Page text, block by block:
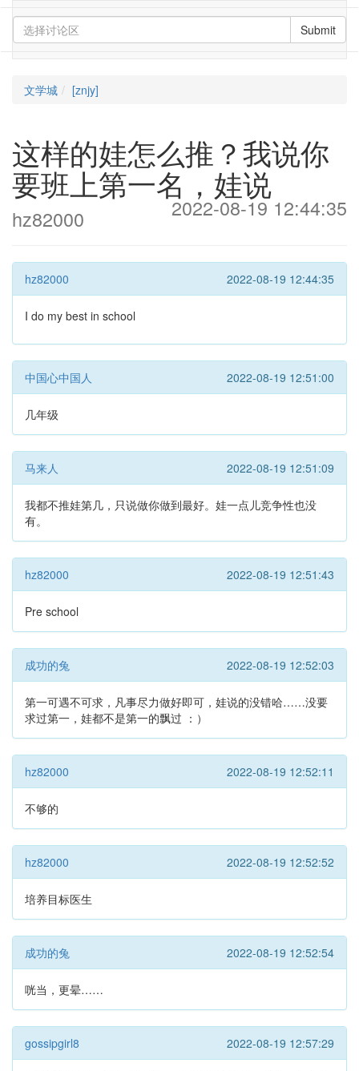
Submit
文学城 [znjy]
这样的娃怎么推？我说你
要班上第一名，娃说
hz82000 2022-08-19 12:44:35
hz82000 2022-08-19 12:44:35
I do my best in school
中国心中国人 2022-08-19 12:51:00
几年级
马来人 2022-08-19 12:51:09
我都不推娃第几，只说做你做到最好。娃一点儿竞争性也没
有。
hz82000 2022-08-19 12:51:43
Pre school
成功的兔 2022-08-19 12:52:03
第一可遇不可求，凡事尽力做好即可，娃说的没错哈……没要
求过第一，娃都不是第一的飘过 ：）
hz82000 2022-08-19 12:52:11
不够的
hz82000 2022-08-19 12:52:52
培养目标医生
成功的兔 2022-08-19 12:52:54
咣当，更晕……
gossipgirl8 2022-08-19 12:57:29